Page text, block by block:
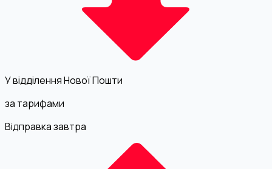
У відділення Нової Пошти
за тарифами
Відправка завтра